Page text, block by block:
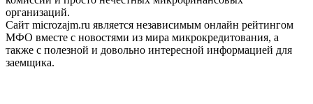
организаций.
Сайт microzajm.ru является независимым онлайн рейтингом
МФО вместе с новостями из мира микрокредитования, а
также с полезной и довольно интересной информацией для
заемщика.